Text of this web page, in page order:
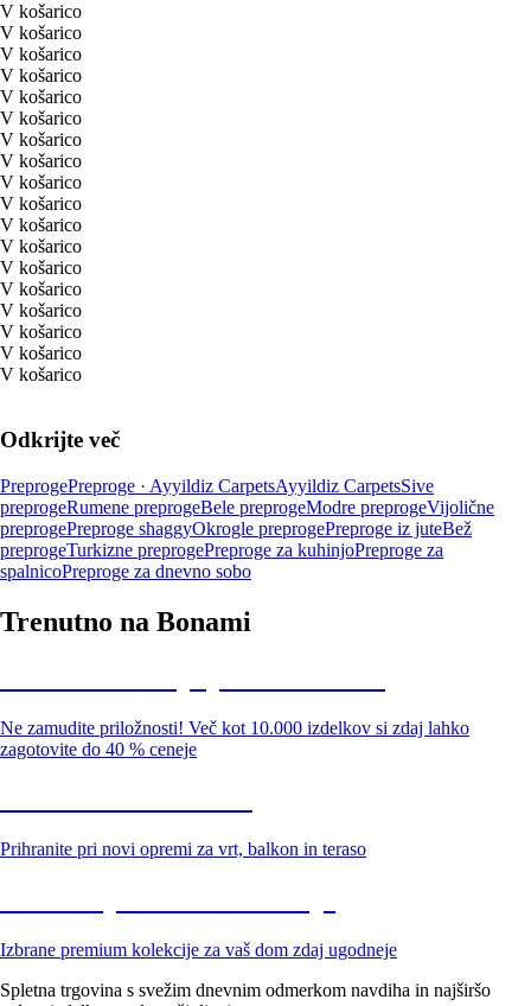
V košarico
V košarico
V košarico
V košarico
V košarico
V košarico
V košarico
V košarico
V košarico
V košarico
V košarico
V košarico
V košarico
V košarico
V košarico
V košarico
V košarico
V košarico
Odkrijte več
PreprogePreproge · Ayyildiz CarpetsAyyildiz CarpetsSive
preprogeRumene preprogeBele preprogeModre preprogeVijolične
preprogePreproge shaggyOkrogle preprogePreproge iz juteBež
preprogeTurkizne preprogePreproge za kuhinjoPreproge za
spalnicoPreproge za dnevno sobo
Trenutno na Bonami
Ne zamudite priložnosti! Več kot 10.000 izdelkov si zdaj lahko
zagotovite do 40 % ceneje
Prihranite pri novi opremi za vrt, balkon in teraso
Izbrane premium kolekcije za vaš dom zdaj ugodneje
Spletna trgovina s svežim dnevnim odmerkom navdiha in najširšo